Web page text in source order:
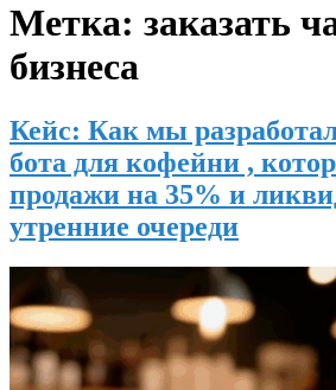
Метка: заказать
бизнеса
Кейс: Как мы
бота для кофейни ,
продажи на 35% и
утренние очереди